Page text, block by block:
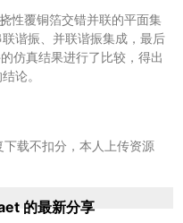
性覆铜箔交错并联的平面集
谐振、并联谐振集成，最后
仿真结果进行了比较，得出
论。
载不扣分，本人上传资源
的最新分享